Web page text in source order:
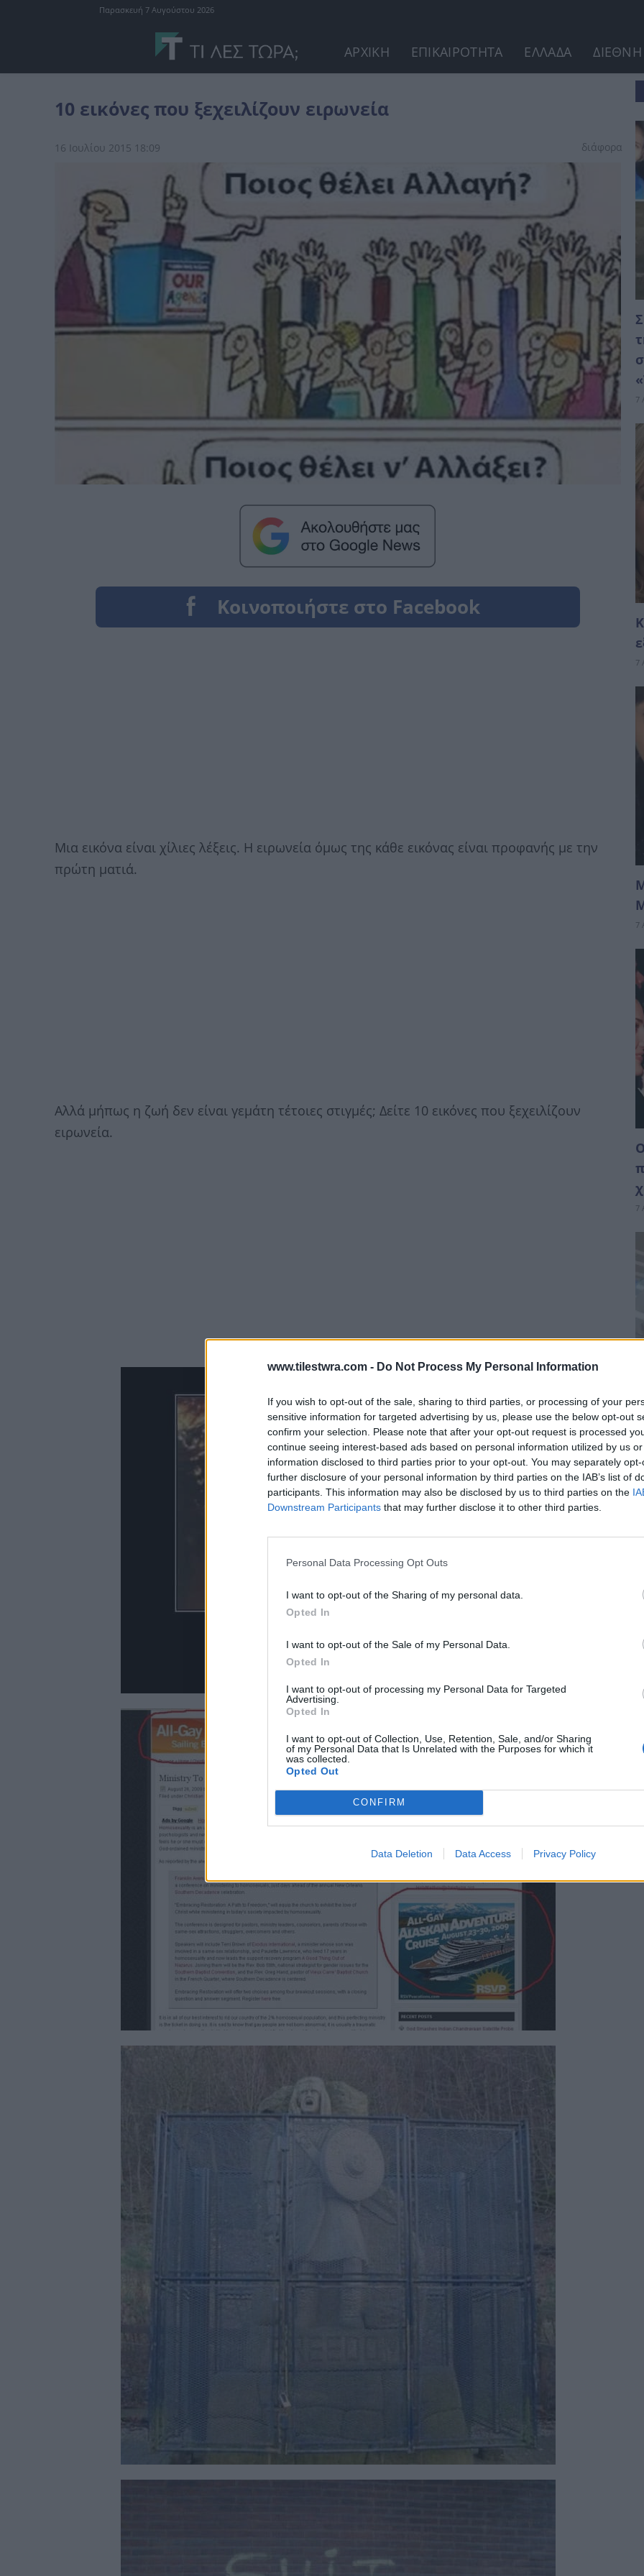
www.tilestwra.com - Do Not Process My Personal Information
If you wish to opt-out of the sale, sharing to third parties, or processing of your
sensitive information for targeted advertising by us, please use the below opt-out
confirm your selection. Please note that after your opt-out request is processed
continue seeing interest-based ads based on personal information utilized by us
information disclosed to third parties prior to your opt-out. You may separately
further disclosure of your personal information by third parties on the IAB’s list of
participants. This information may also be disclosed by us to third parties on the
Downstream Participants that may further disclose it to other third parties.
Personal Data Processing Opt Outs
I want to opt-out of the Sharing of my personal data.
Opted In
I want to opt-out of the Sale of my Personal Data.
Opted In
I want to opt-out of processing my Personal Data for Targeted
Advertising.
Opted In
I want to opt-out of Collection, Use, Retention, Sale, and/or Sharing
of my Personal Data that Is Unrelated with the Purposes for which it
was collected.
Opted Out
CONFIRM
Data Deletion Data Access Privacy Policy
Παρασκευή 7 Αυγούστου 2026
ΑΡΧΙΚΗ ΕΠΙΚΑΙΡΟΤΗΤΑ ΕΛΛΑΔΑ ΔΙΕΘΝΗ
10 εικόνες που ξεχειλίζουν ειρωνεία
16 Ιουλίου 2015 18:09 διάφορα
Μια εικόνα είναι χίλιες λέξεις. Η ειρωνεία όμως της κάθε εικόνας είναι προφανής με την
πρώτη ματιά.
Αλλά μήπως η ζωή δεν είναι γεμάτη τέτοιες στιγμές; Δείτε 10 εικόνες που ξεχειλίζουν
ειρωνεία.
7
7
7
7